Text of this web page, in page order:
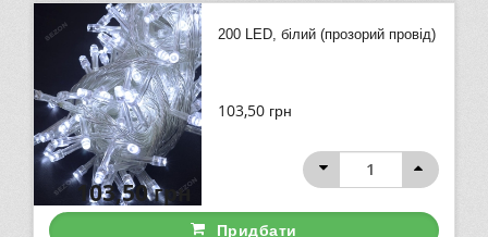
200 LED, білий (прозорий провід)
103,50 грн
103,50грн
Придбати